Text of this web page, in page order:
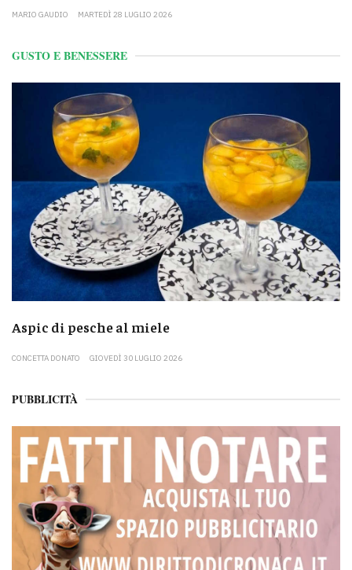
MARIO GAUDIO MARTEDÌ 28 LUGLIO 2026
GUSTO E BENESSERE
Aspic di pesche al miele
CONCETTA DONATO GIOVEDÌ 30 LUGLIO 2026
PUBBLICITÀ